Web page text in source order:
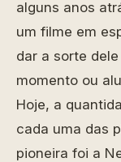
alguns anos
um filme em
dar a sorte
momento ou
Hoje, a
cada uma das
pioneira foi a